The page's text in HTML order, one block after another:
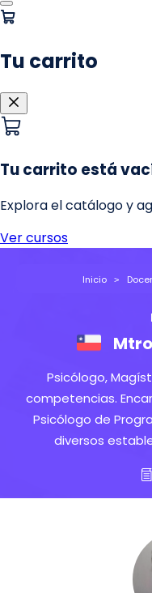
Inicio
Psicólogo,
competencias.
Psicólogo de
diversos